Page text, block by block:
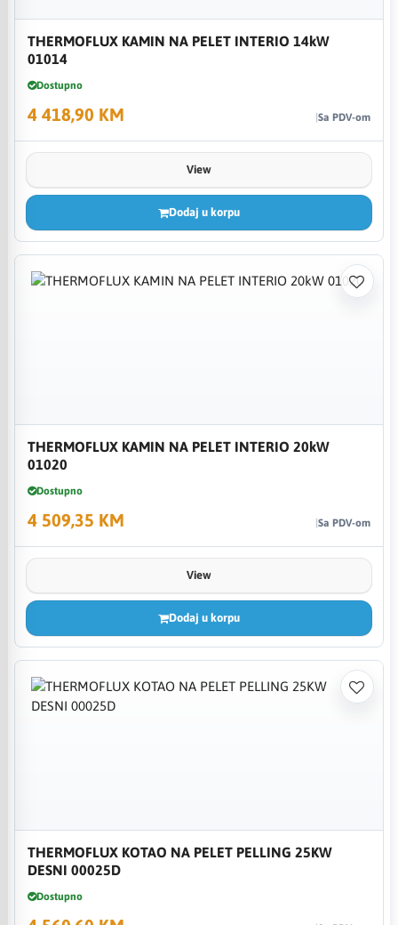
THERMOFLUX KAMIN NA PELET INTERIO 14kW
01014
Dostupno
4 418,90 KM Sa PDV-om
View
Dodaj u korpu
THERMOFLUX KAMIN NA PELET INTERIO 20kW
01020
Dostupno
4 509,35 KM Sa PDV-om
View
Dodaj u korpu
THERMOFLUX KOTAO NA PELET PELLING 25KW
DESNI 00025D
Dostupno